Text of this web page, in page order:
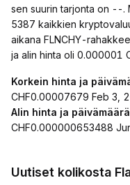
sen suurin tarjonta on --.
5387 kaikkien
aikana FLNCHY-
ja alin hinta oli 0.000001
Korkein hinta ja
CHF0.00007679 Feb 3,
Alin hinta ja päivämäärä
CHF0.000000653488
Uutiset kolikosta